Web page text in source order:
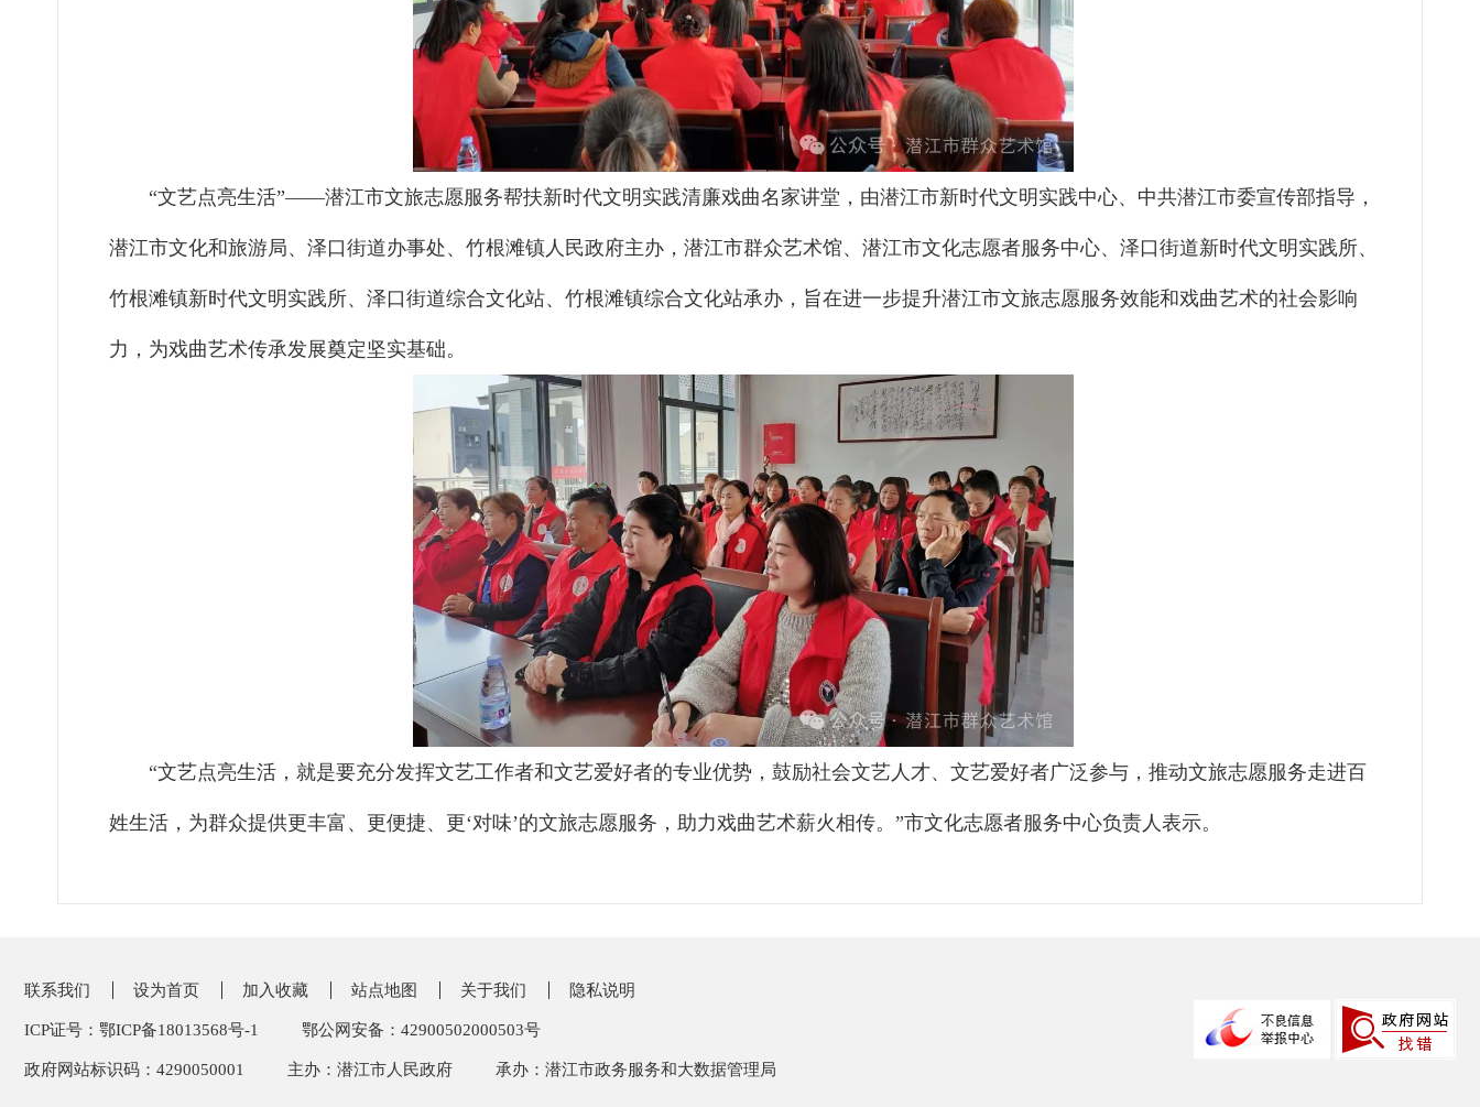
“文艺点亮生活”——潜江市文旅志愿服务帮扶新时代文明实践清廉戏曲名家讲堂，由潜江市新时代文明实践中心、中共潜江市委宣传部指导，
潜江市文化和旅游局、泽口街道办事处、竹根滩镇人民政府主办，潜江市群众艺术馆、潜江市文化志愿者服务中心、泽口街道新时代文明实践所、
竹根滩镇新时代文明实践所、泽口街道综合文化站、竹根滩镇综合文化站承办，旨在进一步提升潜江市文旅志愿服务效能和戏曲艺术的社会影响
力，为戏曲艺术传承发展奠定坚实基础。
“文艺点亮生活，就是要充分发挥文艺工作者和文艺爱好者的专业优势，鼓励社会文艺人才、文艺爱好者广泛参与，推动文旅志愿服务走进百
姓生活，为群众提供更丰富、更便捷、更‘对味’的文旅志愿服务，助力戏曲艺术薪火相传。”市文化志愿者服务中心负责人表示。
联系我们 设为首页 加入收藏 站点地图 关于我们 隐私说明
ICP证号：鄂ICP备18013568号-1 鄂公网安备：42900502000503号
政府网站标识码：4290050001 主办：潜江市人民政府 承办：潜江市政务服务和大数据管理局